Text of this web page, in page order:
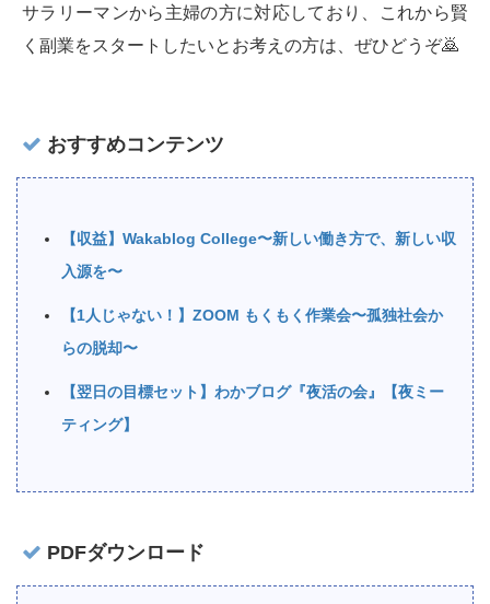
サラリーマンから主婦の方に対応しており、これから賢
く副業をスタートしたいとお考えの方は、ぜひどうぞ🙇‍
おすすめコンテンツ
【収益】Wakablog College〜新しい働き方で、新しい収
入源を〜
【1人じゃない！】ZOOM もくもく作業会〜孤独社会か
らの脱却〜
【翌日の目標セット】わかブログ『夜活の会』【夜ミー
ティング】
PDFダウンロード